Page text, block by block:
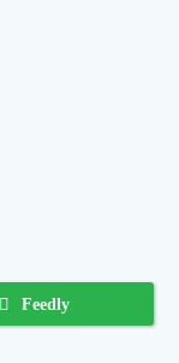
Feedly